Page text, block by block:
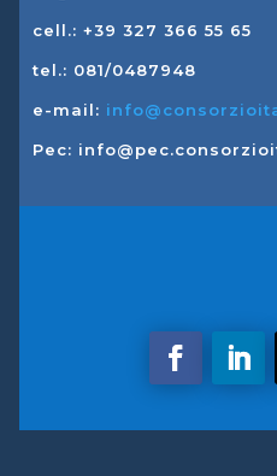
cell.: +39 327 366 55 65
tel.: 081/0487948
e-mail:
Pec: